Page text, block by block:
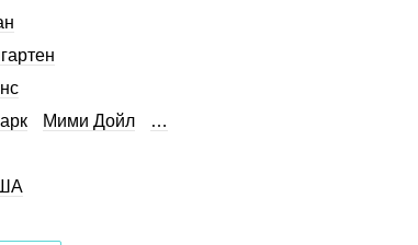
Мими Дойл
…